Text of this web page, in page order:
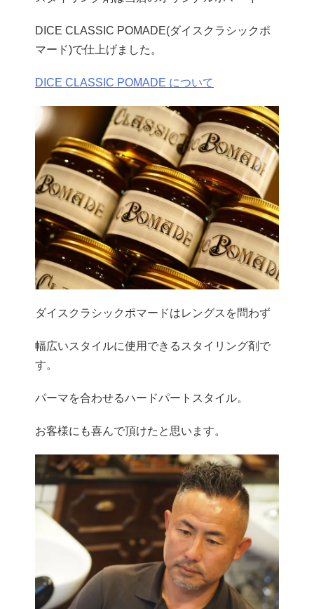
DICE CLASSIC POMADE(ダイスクラシックポ
マード)で仕上げました。
DICE CLASSIC POMADE について
ダイスクラシックポマードはレングスを問わず
幅広いスタイルに使用できるスタイリング剤で
す。
パーマを合わせるハードパートスタイル。
お客様にも喜んで頂けたと思います。